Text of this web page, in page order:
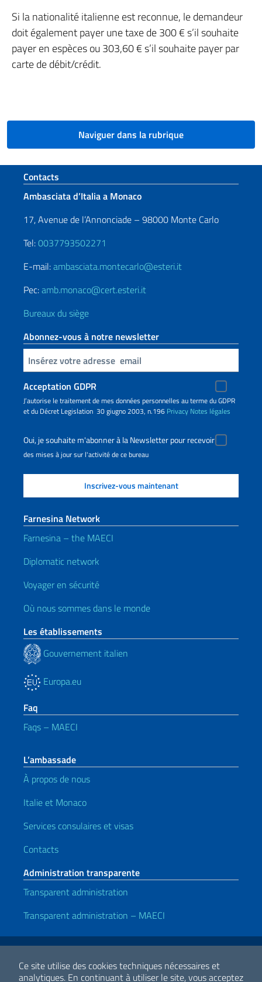
Ce site utilise des cookies techniques nécessaires et
analytiques. En continuant à utiliser le site, vous acceptez
Si la nationalité italienne est reconnue, le demandeur
doit également payer une taxe de 300 € s’il souhaite
payer en espèces ou 303,60 € s’il souhaite payer par
carte de débit/crédit.
Naviguer dans la rubrique
Section de pied de page
Contacts
Ambasciata d’Italia a Monaco
17, Avenue de l’Annonciade – 98000 Monte Carlo
Tel:0037793502271
E-mail:ambasciata.montecarlo@esteri.it
Pec:amb.monaco@cert.esteri.it
Bureaux du siège
Abonnez-vous à notre newsletter
Insert your email
Acceptation GDPR
J’autorise le traitement de mes données personnelles au terme du GDPR
et du Décret Legislation 30 giugno 2003, n.196 Privacy Notes légales
Oui, je souhaite m'abonner à la Newsletter pour recevoir
des mises à jour sur l'activité de ce bureau
Farnesina Network
Farnesina – the MAECI
Diplomatic network
Voyager en sécurité
Où nous sommes dans le monde
Les établissements
Gouvernement italien
Europa.eu
Faq
Faqs – MAECI
L’ambassade
À propos de nous
Italie et Monaco
Services consulaires et visas
Contacts
Administration transparente
Transparent administration
Transparent administration – MAECI
Liens utiles